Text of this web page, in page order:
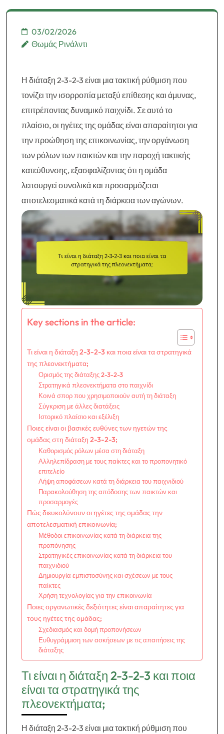
03/02/2026
Θωμάς Ρινάλντι
Η διάταξη 2-3-2-3 είναι μια τακτική ρύθμιση που
τονίζει την ισορροπία μεταξύ επίθεσης και άμυνας,
επιτρέποντας δυναμικό παιχνίδι. Σε αυτό το
πλαίσιο, οι ηγέτες της ομάδας είναι απαραίτητοι για
την προώθηση της επικοινωνίας, την οργάνωση
των ρόλων των παικτών και την παροχή τακτικής
κατεύθυνσης, εξασφαλίζοντας ότι η ομάδα
λειτουργεί συνολικά και προσαρμόζεται
αποτελεσματικά κατά τη διάρκεια των αγώνων.
Key sections in the article:
Τι είναι η διάταξη 2-3-2-3 και ποια είναι τα στρατηγικά
της πλεονεκτήματα;
Ορισμός της διάταξης 2-3-2-3
Στρατηγικά πλεονεκτήματα στο παιχνίδι
Κοινά σπορ που χρησιμοποιούν αυτή τη διάταξη
Σύγκριση με άλλες διατάξεις
Ιστορικό πλαίσιο και εξέλιξη
Ποιες είναι οι βασικές ευθύνες των ηγετών της
ομάδας στη διάταξη 2-3-2-3;
Καθορισμός ρόλων μέσα στη διάταξη
Αλληλεπίδραση με τους παίκτες και το προπονητικό
επιτελείο
Λήψη αποφάσεων κατά τη διάρκεια του παιχνιδιού
Παρακολούθηση της απόδοσης των παικτών και
προσαρμογές
Πώς διευκολύνουν οι ηγέτες της ομάδας την
αποτελεσματική επικοινωνία;
Μέθοδοι επικοινωνίας κατά τη διάρκεια της
προπόνησης
Στρατηγικές επικοινωνίας κατά τη διάρκεια του
παιχνιδιού
Δημιουργία εμπιστοσύνης και σχέσεων με τους
παίκτες
Χρήση τεχνολογίας για την επικοινωνία
Ποιες οργανωτικές δεξιότητες είναι απαραίτητες για
τους ηγέτες της ομάδας;
Σχεδιασμός και δομή προπονήσεων
Ευθυγράμμιση των ασκήσεων με τις απαιτήσεις της
διάταξης
Τι είναι η διάταξη 2-3-2-3 και ποια
είναι τα στρατηγικά της
πλεονεκτήματα;
Η διάταξη 2-3-2-3 είναι μια τακτική ρύθμιση που